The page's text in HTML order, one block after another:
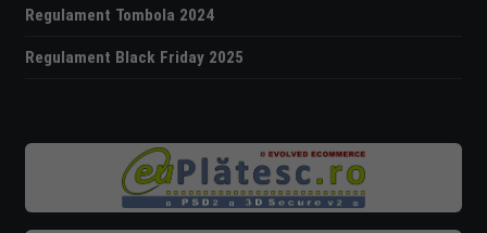
Regulament Tombola 2024
Regulament Black Friday 2025